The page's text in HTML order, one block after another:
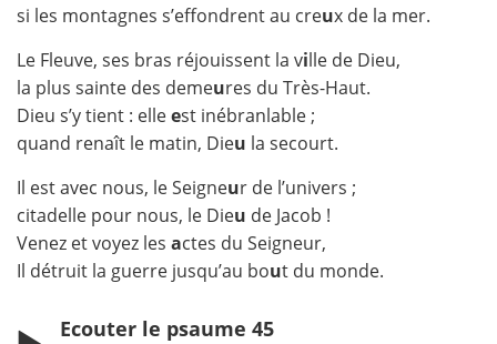
si les montagnes s’effondrent au creux de la mer.
Le Fleuve, ses bras réjouissent la ville de Dieu,
la plus sainte des demeures du Très-Haut.
Dieu s’y tient : elleest inébranlable ;
quand renaît le matin, Dieu la secourt.
Il est avec nous, le Seigneur de l’univers ;
citadelle pour nous, le Dieu de Jacob !
Venez et voyez les actes du Seigneur,
Il détruit la guerre jusqu’au bout du monde.
Ecouter le psaume 45